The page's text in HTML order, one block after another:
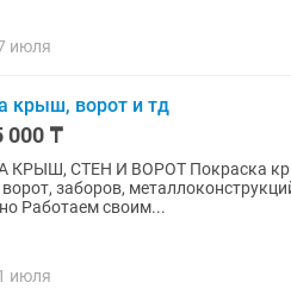
июля
крыш, ворот и тд
000 ₸
Покраска крыш любой сложности Покраска фасадов и стен
заборов,
Работаем своим...
июля